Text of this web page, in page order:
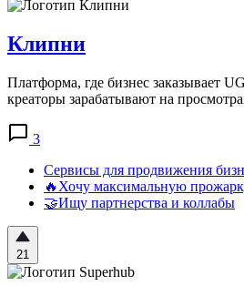
Клипни
Платформа, где бизнес заказывает
креаторы зарабатывают на
3
Сервисы для продвижения
🔥Хочу максимальную
🤝Ищу партнерства и коллабы
21